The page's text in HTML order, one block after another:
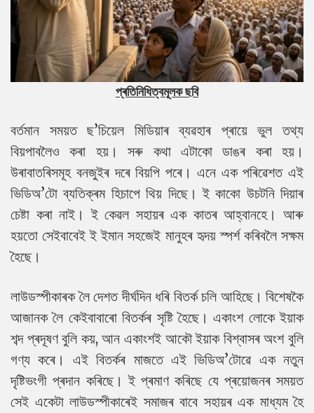
প্ৰতিনিধিত্বমূলক ছবি
বৰ্তমান সময়ত ছ’চিয়েল মিডিয়াৰ ব্যৱহাৰ প্ৰায়ে ভুল তথ্য
বিয়পাবলৈও কৰা হয়। সৰু কথা এটাকো ডাঙৰ কৰা হয়।
উৰাবাতৰিসমূহ বনজুইৰ দৰে বিয়পি পৰে। এনে এক পৰিৱেশত এই
ভিডিঅ’টো ব্যতিক্ৰম হিচাপে থিয় দিছে। ই কাকো উচটনি দিয়াৰ
চেষ্টা কৰা নাই। ই কেৱল সহায়ৰ এক কাতৰ আহ্বানহে। আৰু
হয়তো সেইবাবেই ই ইমান সহজেই মানুহৰ হৃদয় স্পৰ্শ কৰিবলৈ সক্ষম
হৈছে।
লাউডস্পীকাৰক লৈ দেশত দীৰ্ঘদিন ধৰি বিতৰ্ক চলি আহিছে। বিশেষকৈ
আজানক লৈ কেইবাবাৰো বিতৰ্কৰ সৃষ্টি হৈছে। একাংশ লোকে ইয়াক
শব্দ প্ৰদূষণ বুলি কয়, আন একাংশই আকৌ ইয়াক বিশ্বাসৰ অংশ বুলি
গণ্য কৰে। এই বিতৰ্কৰ মাজতে এই ভিডিঅ’টোৱে এক নতুন
দৃষ্টিভংগী প্ৰদান কৰিছে। ই প্ৰমাণ কৰিছে যে প্ৰয়োজনৰ সময়ত
সেই একেটা লাউডস্পীকাৰেই সমাজৰ বাবে সহায়ৰ এক মাধ্যম হৈ